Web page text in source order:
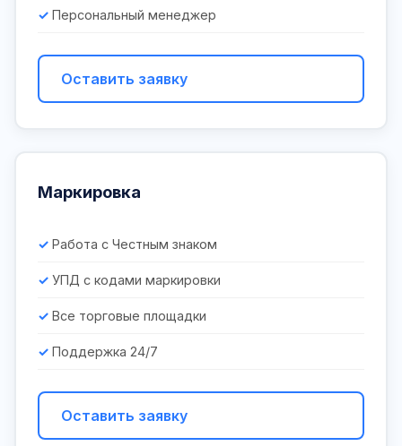
Персональный менеджер
Оставить заявку
Маркировка
Работа с Честным знаком
УПД с кодами маркировки
Все торговые площадки
Поддержка 24/7
Оставить заявку